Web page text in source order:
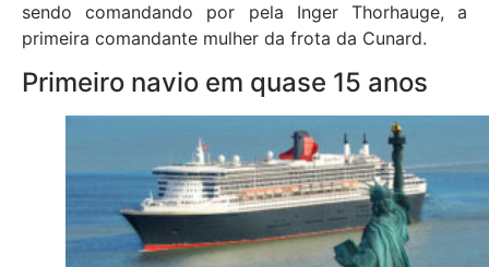
sendo comandando por pela Inger Thorhauge, a
primeira comandante mulher da frota da Cunard.
Primeiro navio em quase 15 anos